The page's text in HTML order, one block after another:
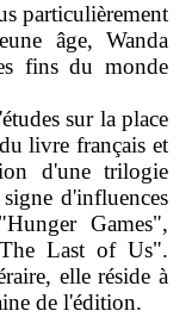
particulièrement
âge, Wanda
fins du monde
sur la place
livre français et
d'une trilogie
d'influences
Games",
Last of Us".
elle réside à
de l'édition.